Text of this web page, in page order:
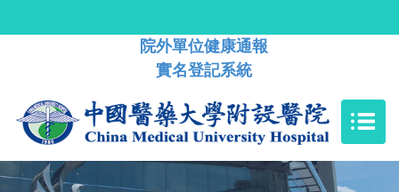
院外單位健康通報
實名登記系統